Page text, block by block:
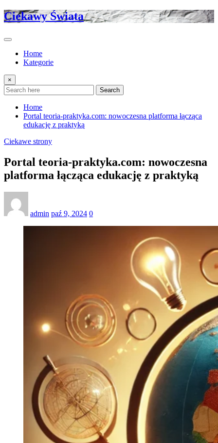
Skip
to
Ciekawy Świata
Home
Kategorie
×
Search
Home
Portal teoria-praktyka.com: nowoczesna platforma łącząca
edukację z praktyką
Ciekawe strony
Portal teoria-praktyka.com: nowoczesna
platforma łącząca edukację z praktyką
admin paź 9, 2024 0